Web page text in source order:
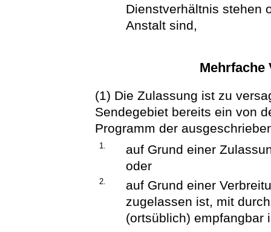
Dienstverhältnis stehen
Anstalt sind,
Mehrfache
(1) Die Zulassung ist zu
Sendegebiet bereits ein von
Programm der
1.
auf Grund einer
oder
2.
auf Grund einer
zugelassen ist, mit
(ortsüblich) empfangbar